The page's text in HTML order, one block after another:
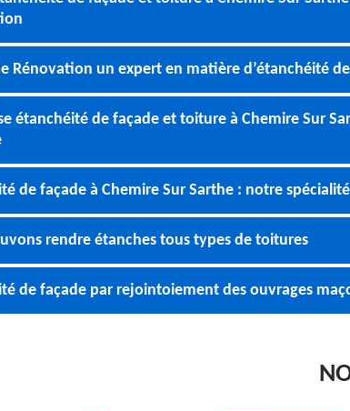
Rénovation un expert en matière d’étanchéité
étanchéité de façade et toiture à Chemire Sur
de façade à Chemire Sur Sarthe : notre spécialité
rendre étanches tous types de toitures
de façade par rejointoiement des ouvrages